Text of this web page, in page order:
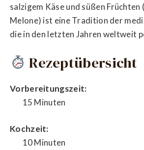
salzigem Käse und süßen
Melone) ist eine Tradition der
die in den letzten Jahren weltweit
Rezeptübersicht
Vorbereitungszeit:
15 Minuten
Kochzeit:
10 Minuten